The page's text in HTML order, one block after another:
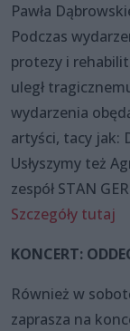
Pawła
Podczas
protezy i
uległ
wydarzenia
artyści, tacy jak:
Usłyszymy też
zespół STAN
Szczegóły tutaj
KONCERT:
Również w
zaprasza na